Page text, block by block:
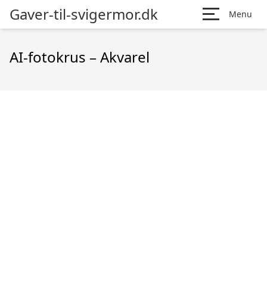
Gaver-til-svigermor.dk Menu
AI-fotokrus – Akvarel